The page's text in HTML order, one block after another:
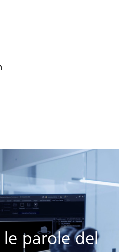
le parole del